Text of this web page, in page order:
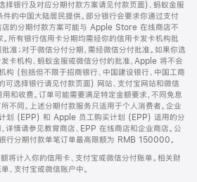
择银行及对应分期付款方案请见付款页面)、蚂蚁金服
的中国大陆居民提供。部分银行会要求你通过支付
的分期付款方案可能与 Apple Store 在线商店不
所有银行信用卡分期均需经你的信用卡发卡机构批
准；对于微信分付分期，需经微信分付批准。如果你选
卡机构、蚂蚁金服或微信分付的批准，Apple 将不会
构 (包括但不限于招商银行、中国建设银行、中国工商
可选择银行请见付款页面) 网站、支付宝网站和微信
用和收费。订单可能需要满足特定金额要求，不同免息
不同。上述分期付款服务只适用于个人消费者。企业
计划 (EPP) 和 Apple 员工购买计划 (EPP) 适用的分
详情请参见教育商店、EPP 在线商店和企业商店。公
行分期付款单笔订单最高限额为 RMB 150000。
将计入你的信用卡、支付宝或微信分付账单。相关财
、支付宝或微信账户中。